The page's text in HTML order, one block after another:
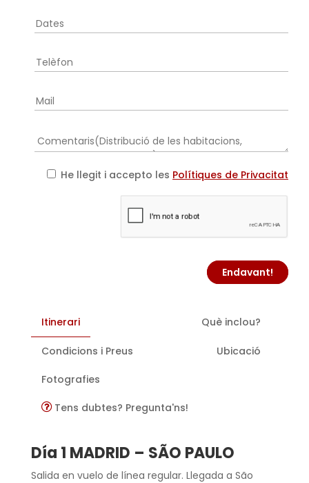
He llegit i accepto les Polítiques de Privacitat
Endavant!
Itinerari Què inclou?
Condicions i Preus Ubicació
Fotografies
Tens dubtes? Pregunta'ns!
Día 1 MADRID – SÃO PAULO
Salida en vuelo de línea regular. Llegada a São